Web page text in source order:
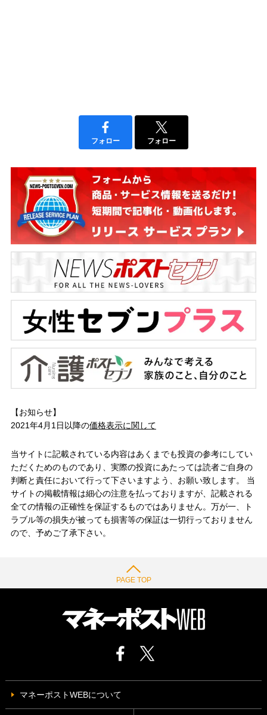
フォロー フォロー
【お知らせ】
2021年4月1日以降の価格表示に関して
当サイトに記載されている内容はあくまでも投資の参考にしてい
ただくためのものであり、実際の投資にあたっては読者ご自身の
判断と責任において行って下さいますよう、お願い致します。 当
サイトの掲載情報は細心の注意を払っておりますが、記載される
全ての情報の正確性を保証するものではありません。万が一、ト
ラブル等の損失が被っても損害等の保証は一切行っておりません
ので、予めご了承下さい。
PAGE TOP
マネーポストWEBについて